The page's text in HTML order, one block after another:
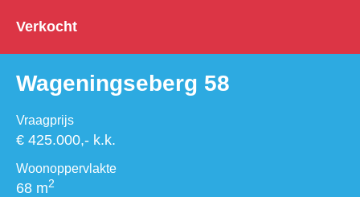
Verkocht
Wageningseberg 58
Vraagprijs
€ 425.000,- k.k.
Woonoppervlakte
68 m2